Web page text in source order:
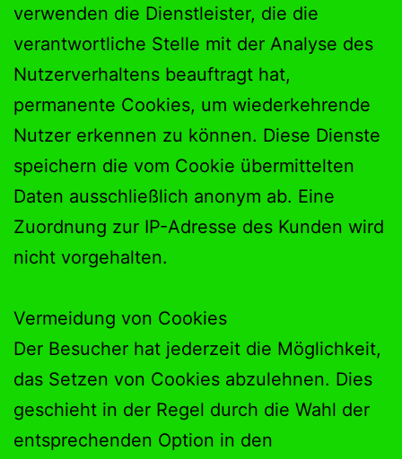
verwenden die Dienstleister, die die
verantwortliche Stelle mit der Analyse des
Nutzerverhaltens beauftragt hat,
permanente Cookies, um wiederkehrende
Nutzer erkennen zu können. Diese Dienste
speichern die vom Cookie übermittelten
Daten ausschließlich anonym ab. Eine
Zuordnung zur IP-Adresse des Kunden wird
nicht vorgehalten.
Vermeidung von Cookies
Der Besucher hat jederzeit die Möglichkeit,
das Setzen von Cookies abzulehnen. Dies
geschieht in der Regel durch die Wahl der
entsprechenden Option in den